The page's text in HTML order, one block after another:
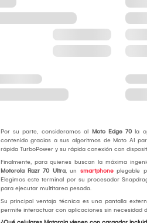
Por su parte, consideramos al Moto Edge 70la
contenido gracias a sus algoritmos de Moto AI
rápida TurboPower y su rápida conexión con
Finalmente, para quienes buscan la máxima
Motorola Razr 70 Ultra, un smartphoneplegable
Elegimos este terminal por su procesador
para ejecutar multitarea pesada.
Su principal ventaja técnica es una pantalla
permite interactuar con aplicaciones sin necesidad